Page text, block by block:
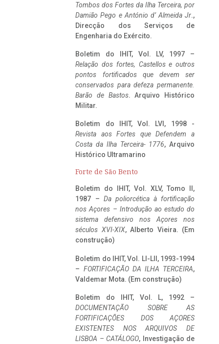
Tombos dos Fortes da Ilha Terceira, por
Damião Pego e António d’ Almeida Jr.,
Direcção dos Serviços de
Engenharia do Exército.
Boletim do IHIT, Vol. LV, 1997 –
Relação dos fortes, Castellos e outros
pontos fortificados que devem ser
conservados para defeza permanente.
Barão de Bastos. Arquivo Histórico
Militar.
Boletim do IHIT, Vol. LVI, 1998 -
Revista aos Fortes que Defendem a
Costa da Ilha Terceira- 1776, Arquivo
Histórico Ultramarino
Forte de São Bento
Boletim do IHIT, Vol. XLV, Tomo II,
1987 – Da poliorcética à fortificação
nos Açores – Introdução ao estudo do
sistema defensivo nos Açores nos
séculos XVI-XIX, Alberto Vieira. (Em
construção)
Boletim do IHIT, Vol. LI-LII, 1993-1994
– FORTIFICAÇÃO DA ILHA TERCEIRA,
Valdemar Mota. (Em construção)
Boletim do IHIT, Vol. L, 1992 –
DOCUMENTAÇÃO SOBRE AS
FORTIFICAÇÕES DOS AÇORES
EXISTENTES NOS ARQUIVOS DE
LISBOA – CATÁLOGO, Investigação de